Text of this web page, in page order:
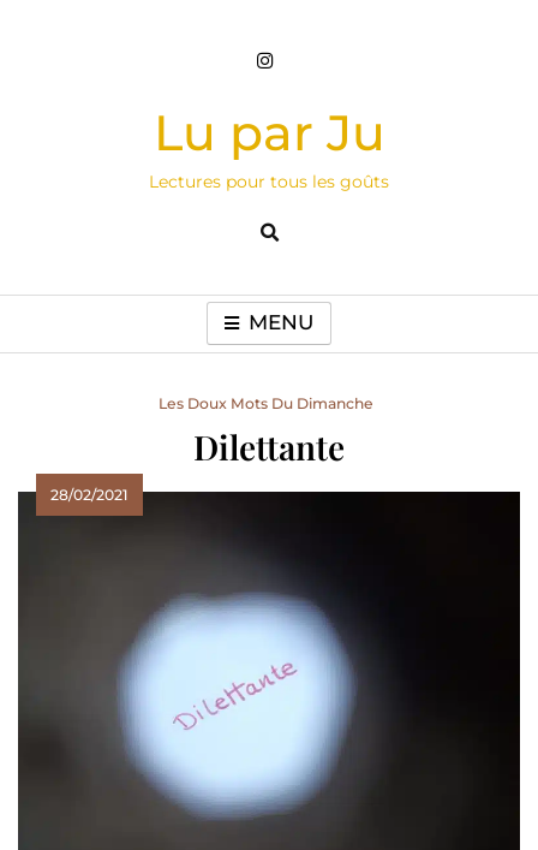
Lu par Ju
Lectures pour tous les goûts
MENU
Les Doux Mots Du Dimanche
Dilettante
28/02/2021